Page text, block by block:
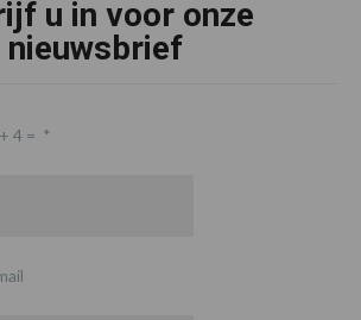
u in voor onze
nieuwsbrief
4 = *